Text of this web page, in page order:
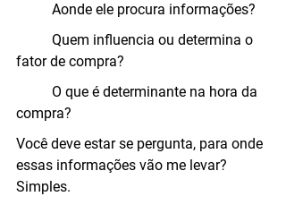
	Aonde ele procura informações?
fator de compra?
compra?
Você deve estar se pergunta, para onde
essas informações vão me levar?
Simples.